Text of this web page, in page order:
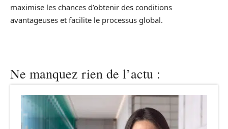
maximise les chances d’obtenir des conditions
avantageuses et facilite le processus global.
Ne manquez rien de l’actu :